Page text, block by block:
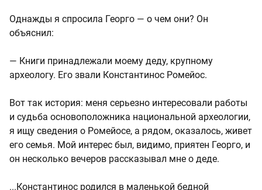
Однажды я спросила Георго — о чем они? Он
объяснил:
— Книги принадлежали моему деду, крупному
археологу. Его звали Константинос Ромейос.
Вот так история: меня серьезно интересовали работы
и судьба основоположника национальной археологии,
я ищу сведения о Ромейосе, а рядом, оказалось, живет
его семья. Мой интерес был, видимо, приятен Георго, и
он несколько вечеров рассказывал мне о деде.
...Константинос родился в маленькой бедной